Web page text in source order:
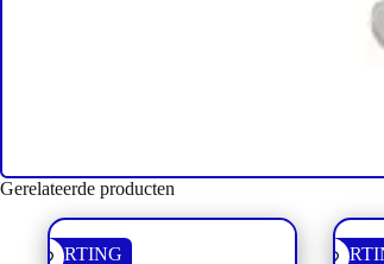
Gerelateerde producten
KORTING